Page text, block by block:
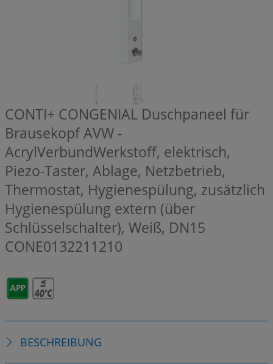
CONTI+ CONGENIAL Duschpaneel für
Brausekopf AVW -
AcrylVerbundWerkstoff, elektrisch,
Piezo-Taster, Ablage, Netzbetrieb,
Thermostat, Hygienespülung, zusätzlich
Hygienespülung extern (über
Schlüsselschalter), Weiß, DN15
CONE0132211210
BESCHREIBUNG